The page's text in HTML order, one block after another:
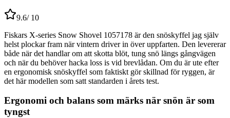
9.6/ 10
Fiskars X-series Snow Shovel 1057178 är den snöskyffel jag själv
helst plockar fram när vintern driver in över uppfarten. Den levererar
både när det handlar om att skotta blöt, tung snö längs gångvägen
och när du behöver hacka loss is vid brevlådan. Om du är ute efter
en ergonomisk snöskyffel som faktiskt gör skillnad för ryggen, är
det här modellen som satt standarden i årets test.
Ergonomi och balans som märks när snön är som
tyngst